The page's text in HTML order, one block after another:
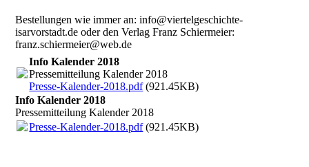
Bestellungen wie immer an: info@viertelgeschichte-
isarvorstadt.de oder den Verlag Franz Schiermeier:
franz.schiermeier@web.de
Info Kalender 2018
Pressemitteilung Kalender 2018
Presse-Kalender-2018.pdf(921.45KB)
Info Kalender 2018
Pressemitteilung Kalender 2018
Presse-Kalender-2018.pdf(921.45KB)